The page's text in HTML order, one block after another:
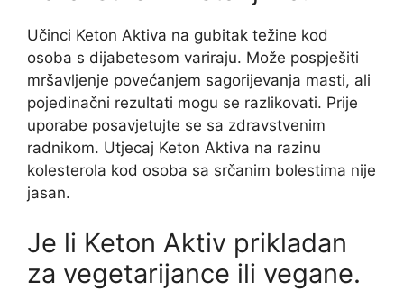
Učinci Keton Aktiva na gubitak težine kod
osoba s dijabetesom variraju. Može pospješiti
mršavljenje povećanjem sagorijevanja masti, ali
pojedinačni rezultati mogu se razlikovati. Prije
uporabe posavjetujte se sa zdravstvenim
radnikom. Utjecaj Keton Aktiva na razinu
kolesterola kod osoba sa srčanim bolestima nije
jasan.
Je li Keton Aktiv prikladan
za vegetarijance ili vegane.